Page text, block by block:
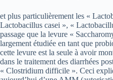
et plus particulièrement les «
Lactobacillus casei », «
passage que la levure «
largement étudiée en tant que
cette levure est la seule à avoir
dans le traitement des diarrhées
« Clostridium difficile ». Ceci